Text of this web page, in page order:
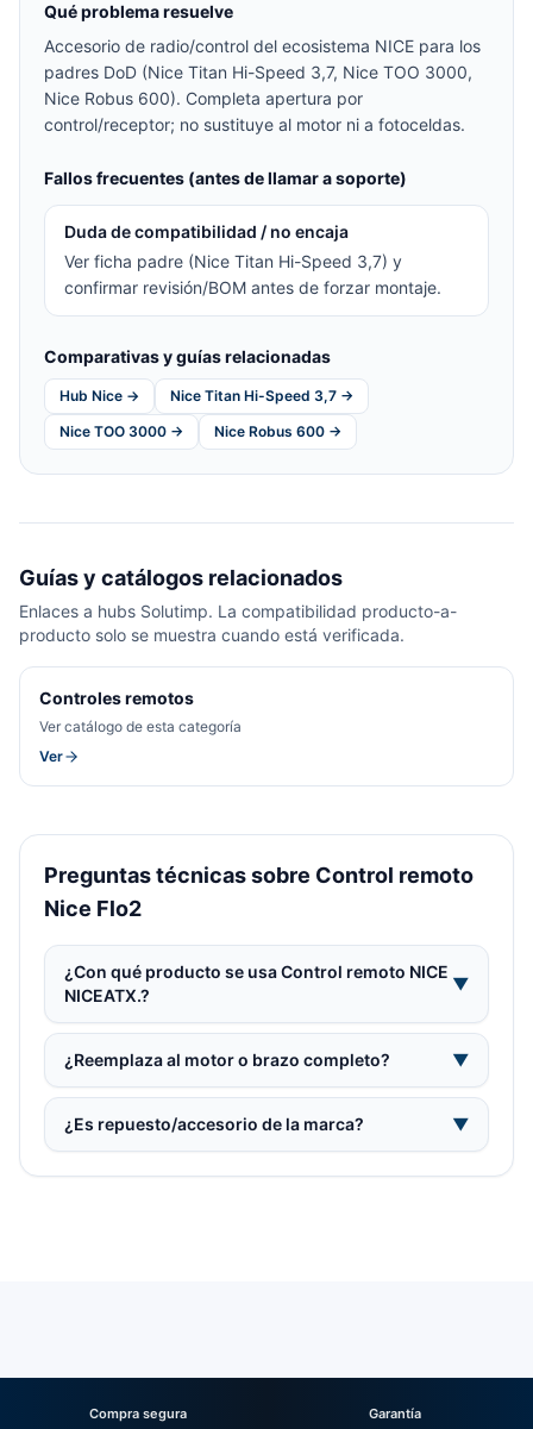
Qué problema resuelve
Accesorio de radio/control del ecosistema NICE para los
padres DoD (Nice Titan Hi-Speed 3,7, Nice TOO 3000,
Nice Robus 600). Completa apertura por
control/receptor; no sustituye al motor ni a fotoceldas.
Fallos frecuentes (antes de llamar a soporte)
Duda de compatibilidad / no encaja
Ver ficha padre (Nice Titan Hi-Speed 3,7) y
confirmar revisión/BOM antes de forzar montaje.
Comparativas y guías relacionadas
Hub Nice →
Nice Titan Hi-Speed 3,7 →
Nice TOO 3000 →
Nice Robus 600 →
Guías y catálogos relacionados
Enlaces a hubs Solutimp. La compatibilidad producto-a-
producto solo se muestra cuando está verificada.
Controles remotos
Ver catálogo de esta categoría
Ver
Preguntas técnicas sobre Control remoto
Nice Flo2
¿Con qué producto se usa Control remoto NICE
NICEATX.?
▼
¿Reemplaza al motor o brazo completo? ▼
¿Es repuesto/accesorio de la marca? ▼
Compra segura Garantía